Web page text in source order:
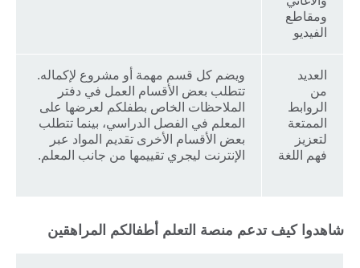
ومقاطع
الفيديو
العديد
من
الروابط
الممتعة
لتعزيز
فهم اللغة
ويضم كل قسم مهمة أو مشروع لإكماله.
تتطلب بعض الأقسام العمل في دفتر
الملاحظات الخاص بطفلكم لعرضها على
المعلم في الفصل الدراسي، بينما تتطلب
بعض الأقسام الأخرى تقديم المواد عبر
الإنترنت ليجري تقييمها من جانب المعلم.
شاهدوا كيف تدعم منصة التعلم أطفالكم المراهقين